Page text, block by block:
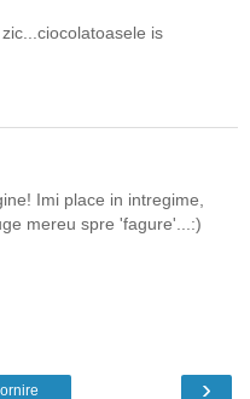
is
Imi place in intregime,
mereu spre 'fagure'...:)
›